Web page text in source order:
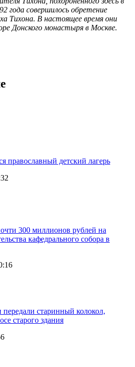
года совершилось обретение
Тихона. В настоящее время они
Донского монастыря в Москве.
православный детский лагерь
300 миллионов рублей на
кафедрального собора в
передали старинный колокол,
старого здания